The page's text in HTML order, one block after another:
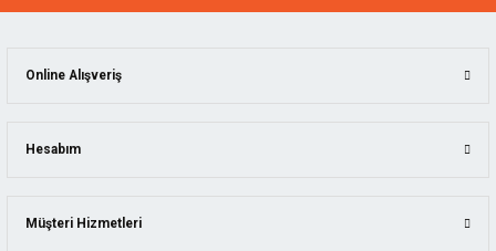
Online Alışveriş
Hesabım
Müşteri Hizmetleri